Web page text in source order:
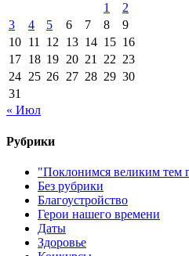
1
2
3
4 5 6 7 8
9
10 11 12 13 14 15 16
17 18 19 20 21 22 23
24 25 26 27 28 29 30
31
« Июл
Рубрики
"Поклонимся великим тем
Без рубрики
Благоустройство
Герои нашего времени
Даты
Здоровье